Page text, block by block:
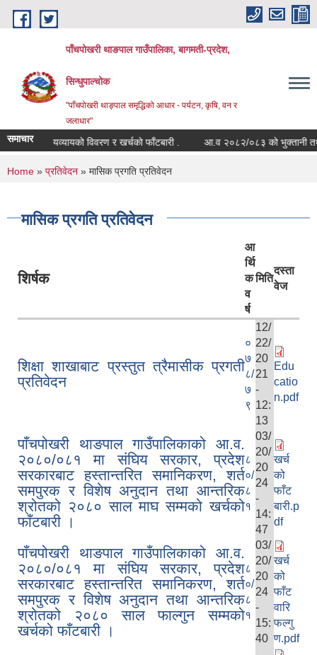
Skip to main content
पाँचपोखरी थाङपाल गाउँपालिका, बागमती-प्रदेश,
सिन्धुपाल्चोक
"पाँचपोखरी थाङ्पाल समृद्धिको आधार - पर्यटन, कृषि, वन र
जलाधार"
समाचारआयव्यायको विवरण र खर्चको फाँटबारी . आ.व २०८२/०८३ को भुक्तानी तथा
You are here
Home » प्रतिवेदन » मासिक प्रगति प्रतिवेदन
मासिक प्रगति प्रतिवेदन
शिर्षक
आ
र्थि
क
व
र्ष
मिति
दस्ता
वेज
शिक्षा शाखाबाट प्रस्तुत त्रैमासीक प्रगती
प्रतिवेदन
०
७
८/
७
९
12/
22/
20
21
-
12:
13
Edu
catio
n.pdf
पाँचपोखरी थाङपाल गाउँपालिकाको आ.व.
२०८०/०८१ मा संघिय सरकार, प्रदेश
सरकारबाट हस्तान्तरित समानिकरण, शर्त
समपुरक र विशेष अनुदान तथा आन्तरिक
श्रोतको २०८० साल माघ सम्मको खर्चको
फाँटबारी ।
८
०/
८
१
03/
20/
20
24
-
14:
47
खर्च
को
फाँट
बारी.p
df
पाँचपोखरी थाङपाल गाउँपालिकाको आ.व.
२०८०/०८१ मा संघिय सरकार, प्रदेश
सरकारबाट हस्तान्तरित समानिकरण, शर्त
समपुरक र विशेष अनुदान तथा आन्तरिक
श्रोतको २०८० साल फाल्गुन सम्मको
खर्चको फाँटबारी ।
८
०/
८
१
03/
20/
20
24
-
15:
40
खर्च
को
फाँट
वारि
फल्गु
ण.pdf